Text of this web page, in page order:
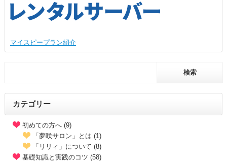
マイスピープラン紹介
カテゴリー
初めての方へ (9)
「夢咲サロン」とは (1)
「リリィ」について (8)
基礎知識と実践のコツ (58)